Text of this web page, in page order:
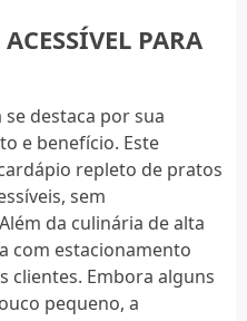
PARA
se destaca por sua
e benefício. Este
repleto de pratos
sem
da culinária de alta
com estacionamento
clientes. Embora alguns
pequeno, a